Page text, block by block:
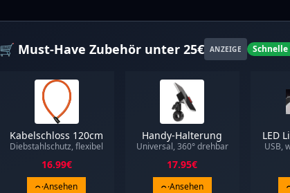
🛒 Must-Have Zubehör unter 25€ ANZEIGE
Kabelschloss 120cm
Diebstahlschutz, flexibel
16.99€
Ansehen
Handy-Halterung
Universal, 360° drehbar
17.95€
Ansehen
LED
USB,